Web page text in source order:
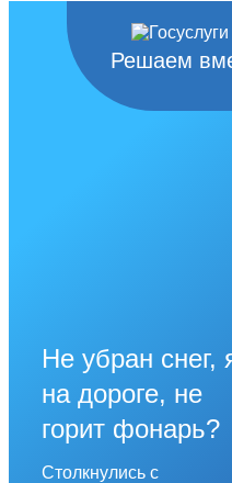
Решаем
Не убран снег,
на дороге, не
горит фонарь?
Столкнулись с